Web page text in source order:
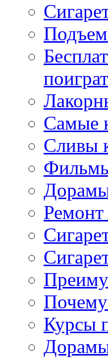
Самые
Сливы
Ремонт
Почему
Курсы